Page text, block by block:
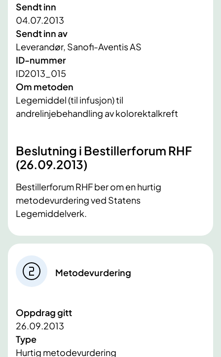
Sendt inn
04.07.2013
Sendt inn av
Leverandør, Sanofi-Aventis AS
ID-nummer
ID2013_015
Om metoden
Legemiddel (til infusjon) til
andrelinjebehandling av kolorektalkreft
Beslutning i Bestillerforum RHF
(26.09.2013)
Bestillerforum RHF ber om en hurtig
metodevurdering ved Statens
Legemiddelverk.
Metodevurdering
Oppdrag gitt
26.09.2013
Type
Hurtig metodevurdering